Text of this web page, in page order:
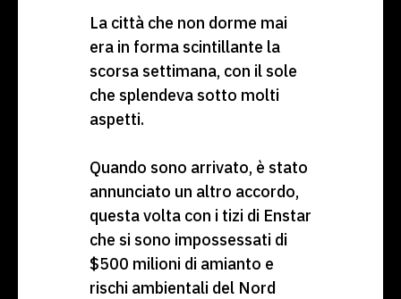
La città che non dorme mai
era in forma scintillante la
scorsa settimana, con il sole
che splendeva sotto molti
aspetti.
Quando sono arrivato, è stato
annunciato un altro accordo,
questa volta con i tizi di Enstar
che si sono impossessati di
$500 milioni di amianto e
rischi ambientali del Nord